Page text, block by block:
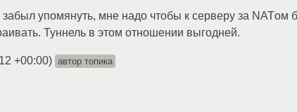
упомянуть, мне надо чтобы к серверу за NATом
Туннель в этом отношении выгодней.
+00:00) автор топика